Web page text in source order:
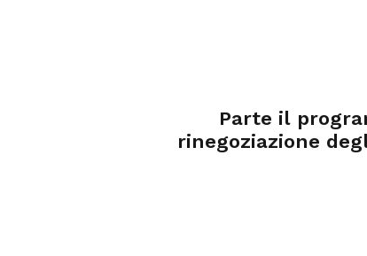
Parte il
rinegoziazione